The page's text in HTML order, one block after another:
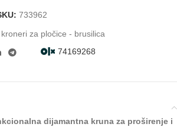
733962
za pločice - brusilica
74169268
dijamantna kruna za proširenje i